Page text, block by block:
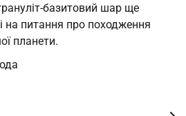
базитовий шар ще
на питання про походження
планети.